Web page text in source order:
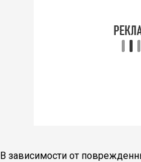
В зависимости от